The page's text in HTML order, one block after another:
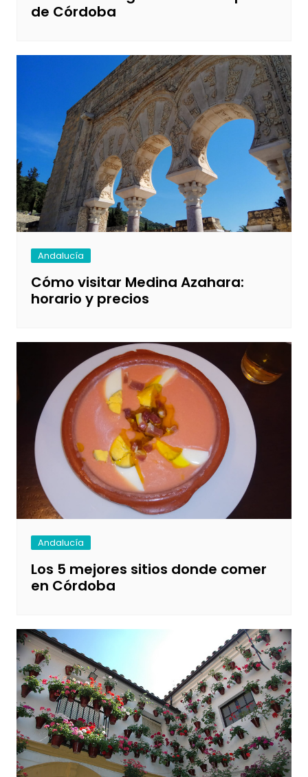
de Córdoba
Andalucía
Cómo visitar Medina Azahara:
horario y precios
Andalucía
Los 5 mejores sitios donde comer
en Córdoba